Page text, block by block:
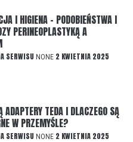
I HIGIENA – PODOBIEŃSTWA I
PERINEOPLASTYKĄ A
SERWISU NONE 2 KWIETNIA 2025
TEDA I DLACZEGO SĄ
W PRZEMYŚLE?
SERWISU NONE 2 KWIETNIA 2025